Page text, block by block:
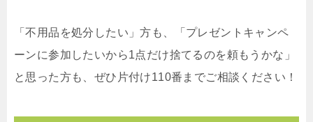
「不用品を処分したい」方も、「プレゼントキャンペ
ーンに参加したいから1点だけ捨てるのを頼もうかな」
と思った方も、ぜひ片付け110番までご相談ください！